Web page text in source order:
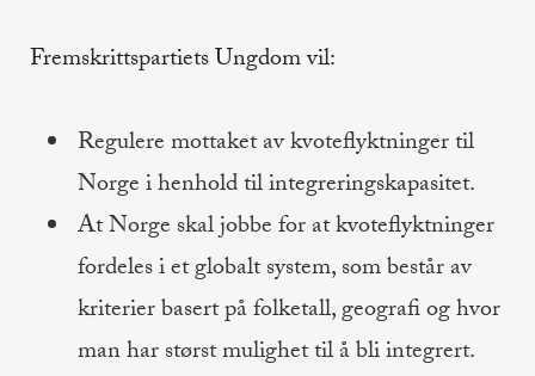
Fremskrittspartiets Ungdom vil:
Regulere mottaket av kvoteflyktninger til
Norge i henhold til integreringskapasitet.
At Norge skal jobbe for at kvoteflyktninger
fordeles i et globalt system, som består av
kriterier basert på folketall, geografi og hvor
man har størst mulighet til å bli integrert.